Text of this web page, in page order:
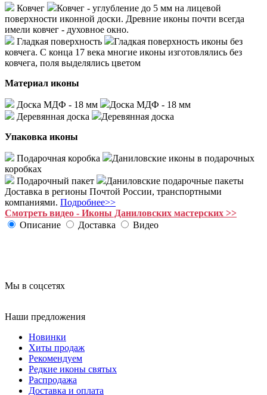
Ковчег
Ковчег - углубление до 5 мм на лицевой
поверхности иконной доски. Древние иконы почти всегда
имели ковчег - духовное окно.
Гладкая поверхность
Гладкая поверхность иконы без
ковчега. С конца 17 века многие иконы изготовлялись без
ковчега, поля выделялись цветом
Материал иконы
Доска МДФ - 18 мм
Доска МДФ - 18 мм
Деревянная доска
Деревянная доска
Упаковка иконы
Подарочная коробка
Даниловские иконы в подарочных
коробках
Подарочный пакет
Даниловские подарочные пакеты
Доставка в регионы Почтой России, транспортными
компаниями. Подробнее>>
Смотреть видео - Иконы Даниловских мастерских >>
Описание
Доставка
Видео
Мы в соцсетях
Наши предложения
Новинки
Хиты продаж
Рекомендуем
Редкие иконы святых
Распродажа
Доставка и оплата